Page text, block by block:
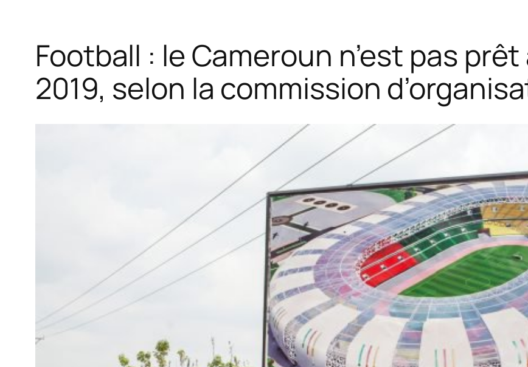
Football : le Cameroun n’est pas
2019, selon la commission